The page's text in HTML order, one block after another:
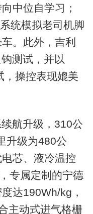
中位自学习；
统模拟老司机脚
。此外，吉利
测试，并以
，操控表现媲美
航升级，310公
升级为480公
芯、液冷温控
专属定制的宁德
达190Wh/kg，
主动式进气格栅